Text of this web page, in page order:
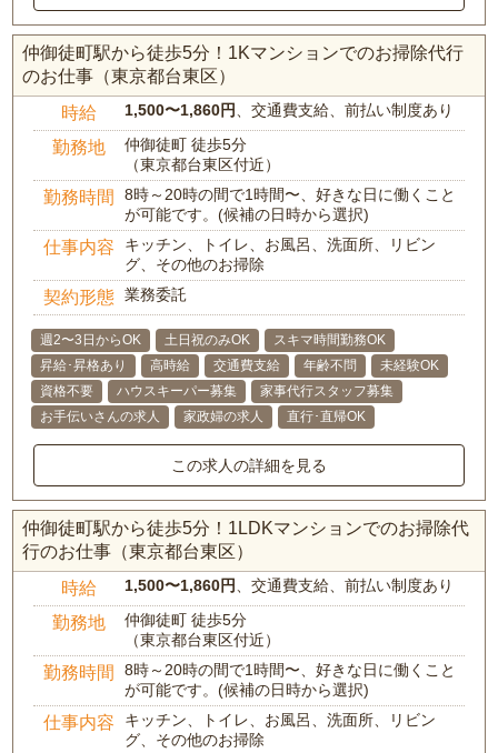
仲御徒町駅から徒歩5分！1Kマンションでのお掃除代行
のお仕事（東京都台東区）
時給 1,500〜1,860円 、交通費支給、前払い制度あり
勤務地
仲御徒町 徒歩5分
（東京都台東区付近）
勤務時間
8時～20時の間で1時間〜、好きな日に働くこと
が可能です。(候補の日時から選択)
仕事内容
キッチン、トイレ、お風呂、洗面所、リビン
グ、その他のお掃除
契約形態 業務委託
週2〜3日からOK 土日祝のみOK
スキマ時間勤務OK
昇給･昇格あり
高時給 交通費支給 年齢不問
未経験OK
資格不要
ハウスキーパー募集
家事代行スタッフ募集
お手伝いさんの求人
家政婦の求人 直行･直帰OK
この求人の詳細を見る
仲御徒町駅から徒歩5分！1LDKマンションでのお掃除代
行のお仕事（東京都台東区）
時給 1,500〜1,860円 、交通費支給、前払い制度あり
勤務地
仲御徒町 徒歩5分
（東京都台東区付近）
勤務時間
8時～20時の間で1時間〜、好きな日に働くこと
が可能です。(候補の日時から選択)
仕事内容
キッチン、トイレ、お風呂、洗面所、リビン
グ、その他のお掃除